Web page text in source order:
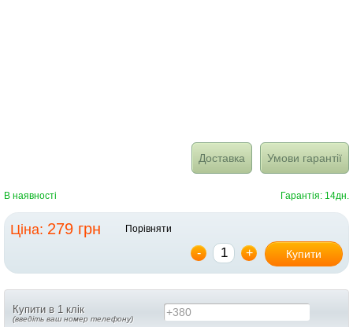
Доставка Умови гарантії
В наявності Гарантія: 14дн.
Ціна: 279 грн Порівняти
- + Купити
Купити в 1 клік
(введіть ваш номер телефону) +380